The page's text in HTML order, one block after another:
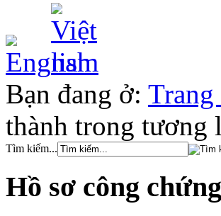
Bạn đang ở: Trang
thành trong tương
Tìm kiếm...
Hồ sơ công chứng